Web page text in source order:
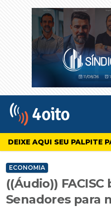
4oito
DEIXE AQUI SEU PALPITE
ECONOMIA
((Áudio))
Senadores para